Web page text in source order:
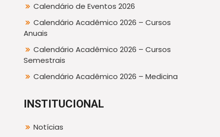
Calendário de Eventos 2026
Calendário Acadêmico 2026 – Cursos
Anuais
Calendário Acadêmico 2026 – Cursos
Semestrais
Calendário Acadêmico 2026 – Medicina
INSTITUCIONAL
Notícias